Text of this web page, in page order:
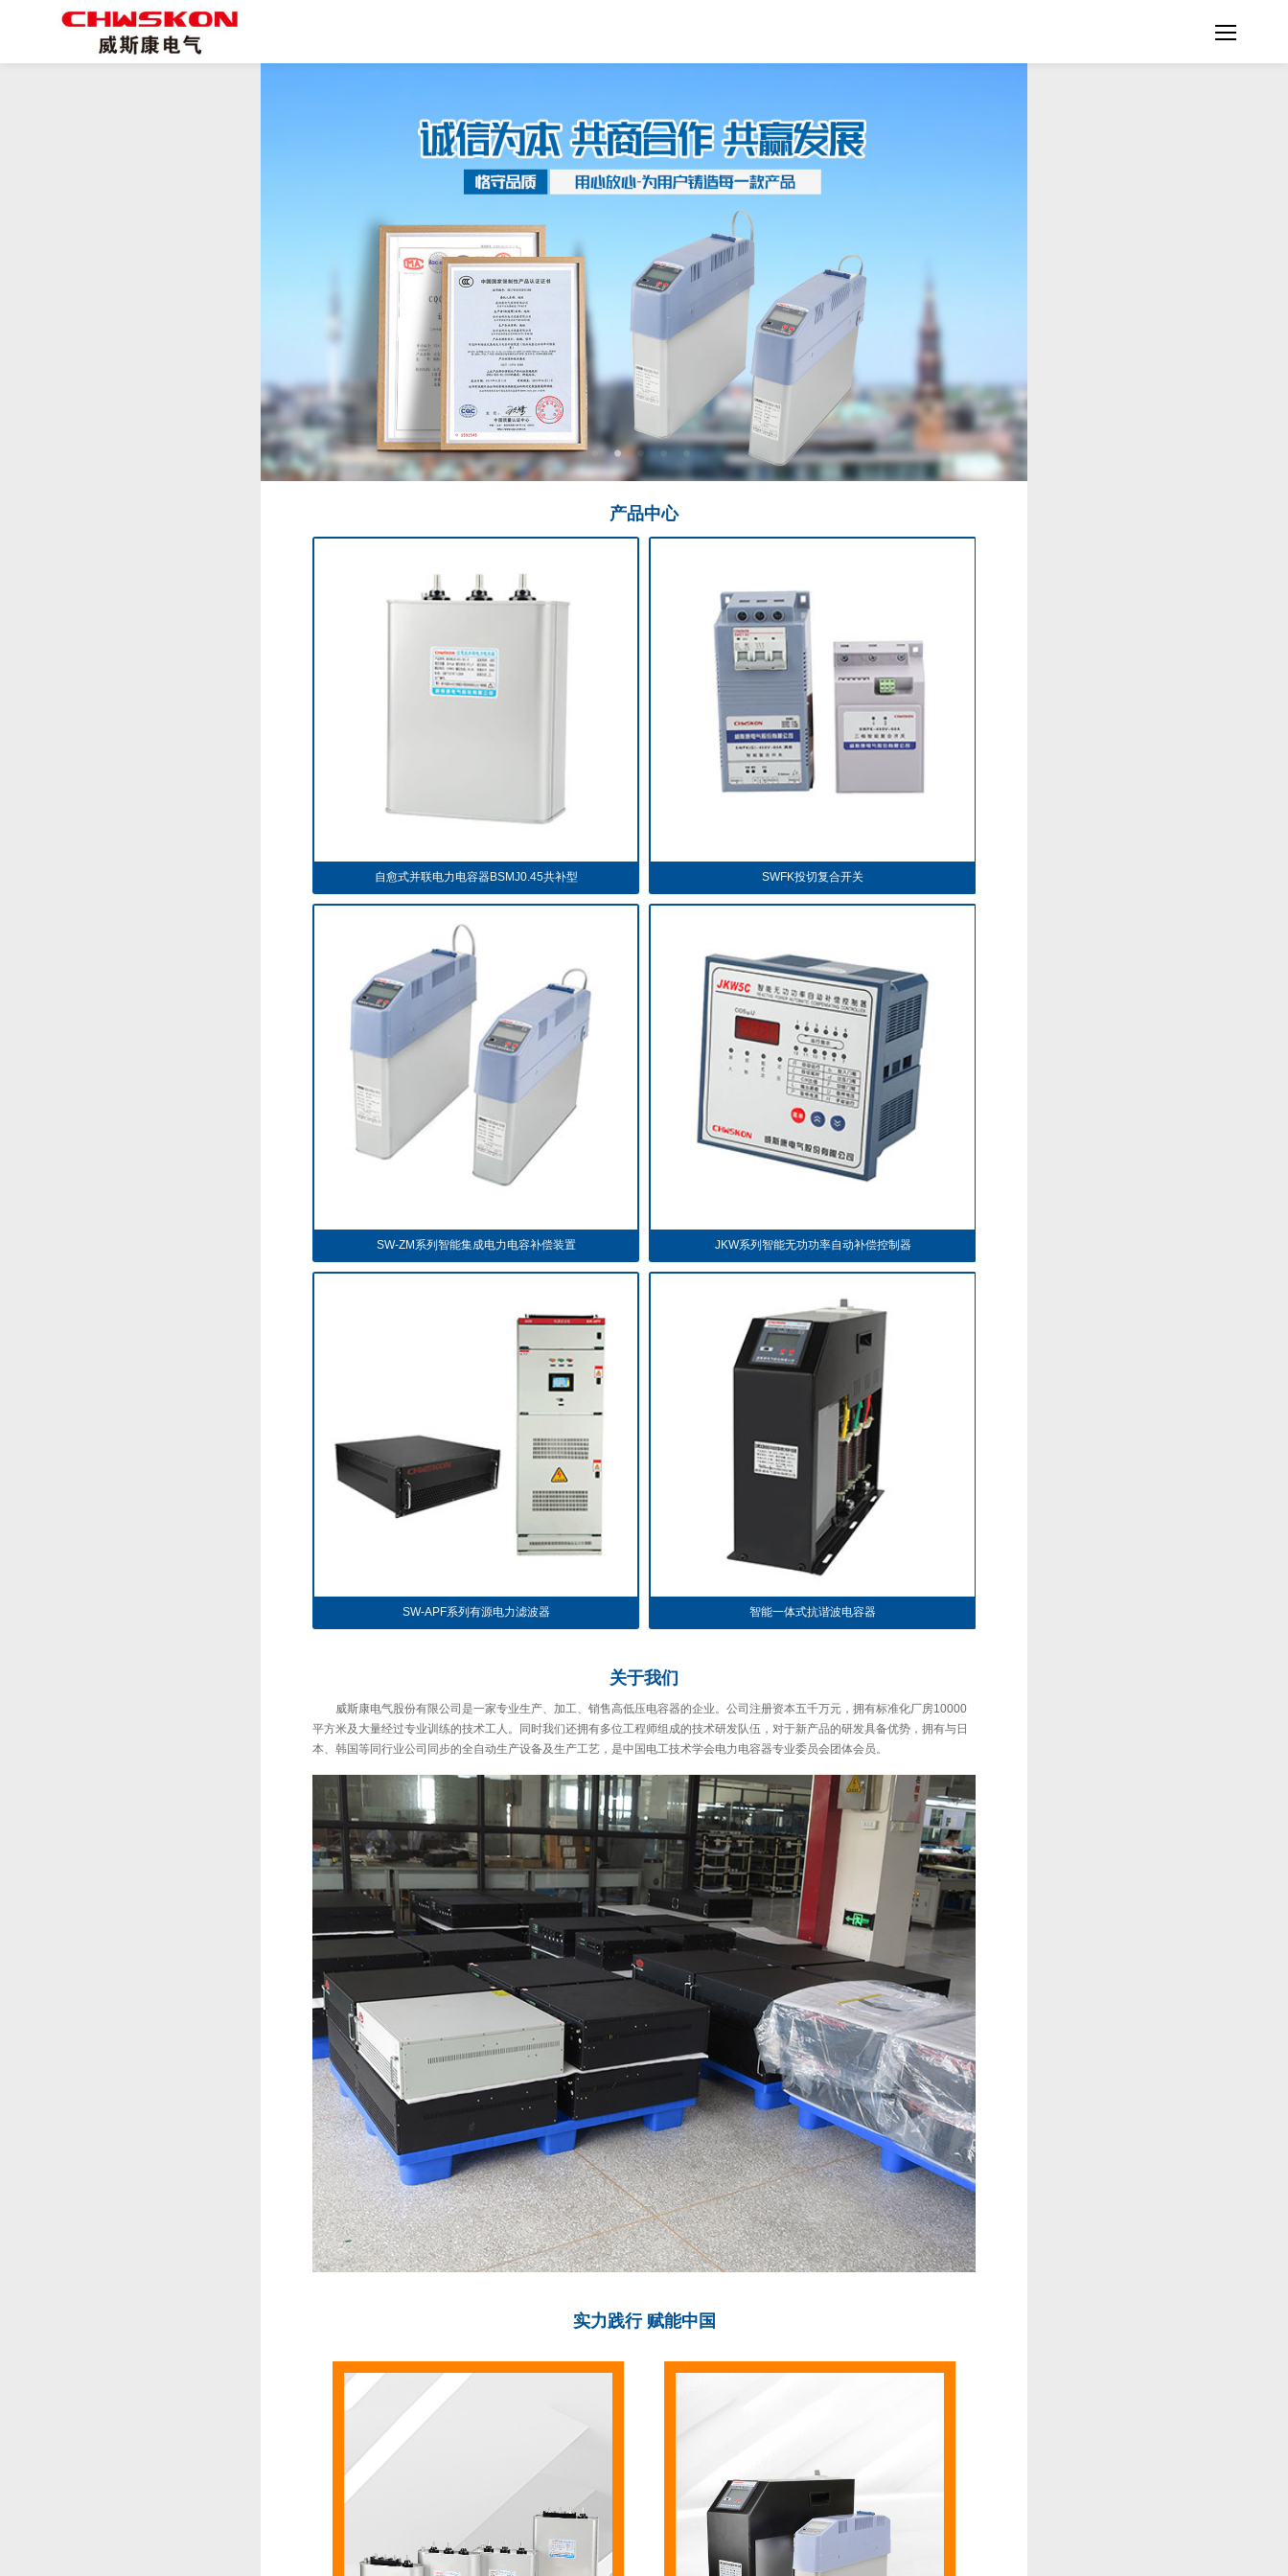
产品中心
自愈式并联电力电容器BSMJ0.45共补型
SW-ZM系列智能集成电力电容补偿装置
SW-APF系列有源电力滤波器
SWFK投切复合开关
JKW系列智能无功功率自动补偿控制器
智能一体式抗谐波电容器
关于我们
威斯康电气股份有限公司是一家专业生产、加工、销售高低压电容器的企业。公司注册资本五千万元，拥有标准化厂房10000
平方米及大量经过专业训练的技术工人。同时我们还拥有多位工程师组成的技术研发队伍，对于新产品的研发具备优势，拥有与日
本、韩国等同行业公司同步的全自动生产设备及生产工艺，是中国电工技术学会电力电容器专业委员会团体会员。
实力践行 赋能中国